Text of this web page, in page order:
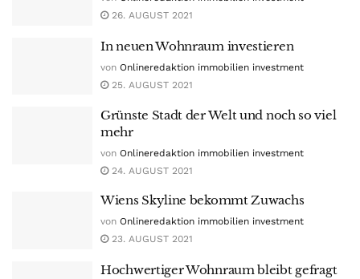
26. AUGUST 2021
In neuen Wohnraum investieren
von Onlineredaktion immobilien investment
25. AUGUST 2021
Grünste Stadt der Welt und noch so viel
mehr
von Onlineredaktion immobilien investment
24. AUGUST 2021
Wiens Skyline bekommt Zuwachs
von Onlineredaktion immobilien investment
23. AUGUST 2021
Hochwertiger Wohnraum bleibt gefragt